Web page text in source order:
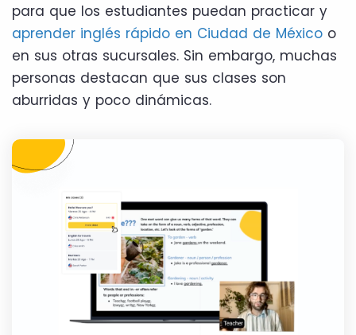
para que los estudiantes puedan practicar y
aprender inglés rápido en Ciudad de México o
en sus otras sucursales. Sin embargo, muchas
personas destacan que sus clases son
aburridas y poco dinámicas.